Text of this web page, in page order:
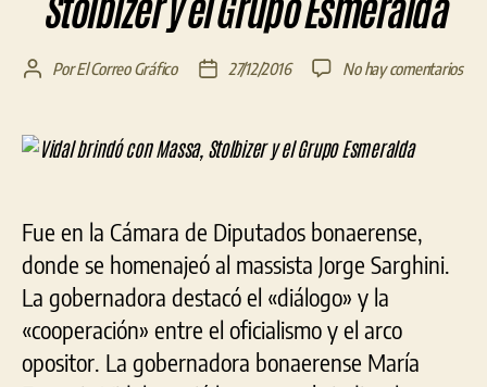
Stolbizer y el Grupo Esmeralda
Autor
entrada
PorEl Correo Gráfico
Fecha
entrada
27/12/2016 No hay comentariosen
Fue en la Cámara de Diputados bonaerense,
donde se homenajeó al massista Jorge Sarghini.
La gobernadora destacó el «diálogo» y la
«cooperación» entre el oficialismo y el arco
opositor. La gobernadora bonaerense María